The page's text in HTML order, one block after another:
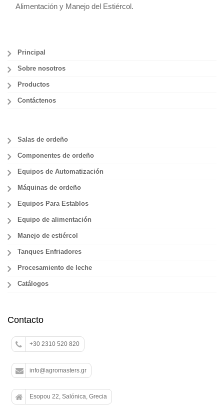
Alimentación y Manejo del Estiércol.
Principal
Sobre nosotros
Productos
Contáctenos
Salas de ordeño
Componentes de ordeño
Equipos de Automatización
Máquinas de ordeño
Equipos Para Establos
Equipo de alimentación
Manejo de estiércol
Tanques Enfriadores
Procesamiento de leche
Catálogos
Contacto
+30 2310 520 820
info@agromasters.gr
Esopou 22, Salónica, Grecia